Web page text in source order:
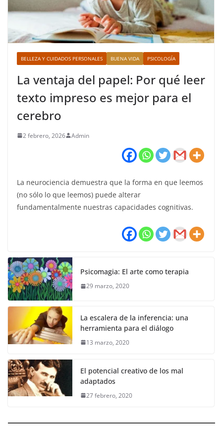
BELLEZA Y CUIDADOS PERSONALES BUENA VIDA PSICOLOGÍA
La ventaja del papel: Por qué leer
texto impreso es mejor para el
cerebro
2 febrero, 2026 Admin
La neurociencia demuestra que la forma en que leemos
(no sólo lo que leemos) puede alterar
fundamentalmente nuestras capacidades cognitivas.
Psicomagia: El arte como terapia
29 marzo, 2020
La escalera de la inferencia: una
herramienta para el diálogo
13 marzo, 2020
El potencial creativo de los mal
adaptados
27 febrero, 2020